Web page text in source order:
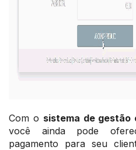
Com o sistema de gestão
você ainda pode
pagamento para seu